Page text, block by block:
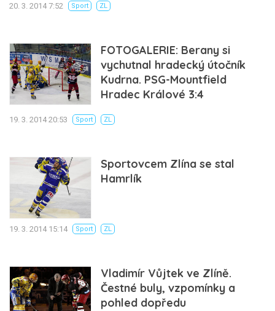
20. 3. 2014 7:52 Sport ZL
FOTOGALERIE: Berany si
vychutnal hradecký útočník
Kudrna. PSG-Mountfield
Hradec Králové 3:4
19. 3. 2014 20:53 Sport ZL
Sportovcem Zlína se stal
Hamrlík
19. 3. 2014 15:14 Sport ZL
Vladimír Vůjtek ve Zlíně.
Čestné buly, vzpomínky a
pohled dopředu